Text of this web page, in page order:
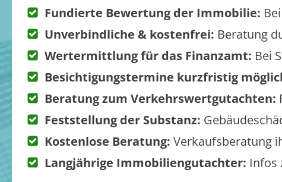
Fundierte Bewertung der Immobilie:
Unverbindliche & kostenfrei: Beratung
Wertermittlung für das Finanzamt: Bei
Besichtigungstermine kurzfristig
Beratung zum Verkehrswertgutachten:
Feststellung der Substanz:
Kostenlose Beratung: Verkaufsberatung
Langjährige Immobiliengutachter: Infos